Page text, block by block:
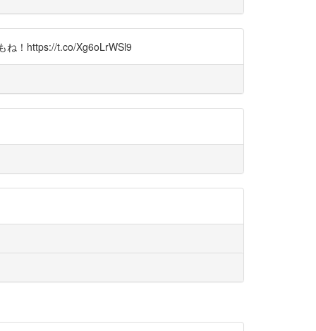
ね！https://t.co/Xg6oLrWSl9